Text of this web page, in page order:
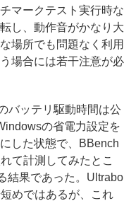
マークテスト実行時な
し、動作音がかなり大
場所でも問題なく利用
場合には若干注意が必
バッテリ駆動時間は公
の省電力設定を
した状態で、BBench
て計測してみたとこ
結果であった。Ultrabo
めではあるが、これ